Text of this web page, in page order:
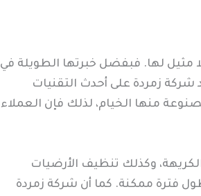
مثيل لها. فبفضل خبرتها الطويلة في
شركة زمردة على أحدث التقنيات
منها الخيام، لذلك فإن العملاء
وكذلك تنظيف الأرضيات
فترة ممكنة. كما أن شركة زمردة